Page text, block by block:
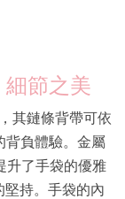
細節之美
其鏈條背帶可依
背負體驗。金屬
升了手袋的優雅
堅持。手袋的內